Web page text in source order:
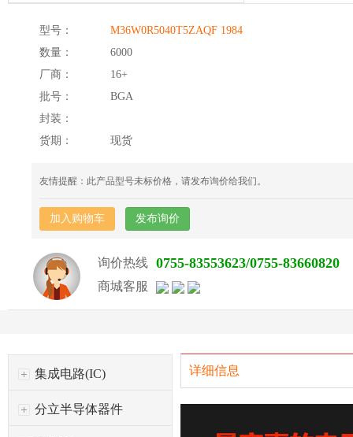
型号：
M36W0R5040T5ZAQF 1984
数量：
6000
厂商：
16+
批号：
BGA
封装：
货期：
现货
友情提醒：此产品型号未标价格，请发布询价给我们。
加入购物车 发布询价
询价热线 0755-83553623/0755-83660820
商城客服
集成电路(IC)
分立半导体器件
详细信息